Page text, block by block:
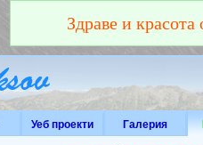
Здраве и красота
Уеб проекти Галерия